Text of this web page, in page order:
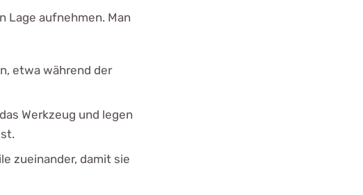
Lage aufnehmen. Man
etwa während der
Werkzeug und legen
zueinander, damit sie